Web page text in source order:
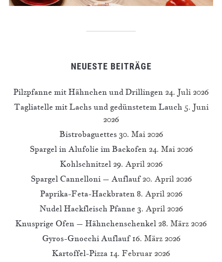
NEUESTE BEITRÄGE
Pilzpfanne mit Hähnchen und Drillingen 24. Juli 2026
Tagliatelle mit Lachs und gedünstetem Lauch 5. Juni
2026
Bistrobaguettes 30. Mai 2026
Spargel in Alufolie im Backofen 24. Mai 2026
Kohlschnitzel 29. April 2026
Spargel Cannelloni – Auflauf 20. April 2026
Paprika-Feta-Hackbraten 8. April 2026
Nudel Hackfleisch Pfanne 3. April 2026
Knusprige Ofen – Hähnchenschenkel 28. März 2026
Gyros-Gnocchi Auflauf 16. März 2026
Kartoffel-Pizza 14. Februar 2026